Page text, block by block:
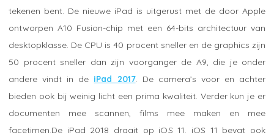
tekenen bent. De nieuwe iPad is uitgerust met de door Apple
ontworpen A10 Fusion-chip met een 64-bits architectuur van
desktopklasse. De CPU is 40 procent sneller en de graphics zijn
50 procent sneller dan zijn voorganger de A9, die je onder
andere vindt in de iPad 2017. De camera’s voor en achter
bieden ook bij weinig licht een prima kwaliteit. Verder kun je er
documenten mee scannen, films mee maken en mee
facetimen.De iPad 2018 draait op iOS 11. iOS 11 bevat ook